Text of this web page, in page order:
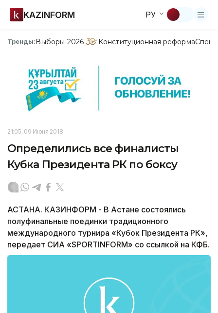
KAZINFORM РУ
Тренды:Выборы-2026 Конституционная реформа
21:05, 09 Июня 2018
Определились все финалисты
Кубка Президента РК по боксу
АСТАНА. КАЗИНФОРМ - В Астане состоялись
полуфинальные поединки традиционного
международного турнира «Кубок Президента РК»,
передает СИА «SPORTINFORM» со ссылкой на КФБ.